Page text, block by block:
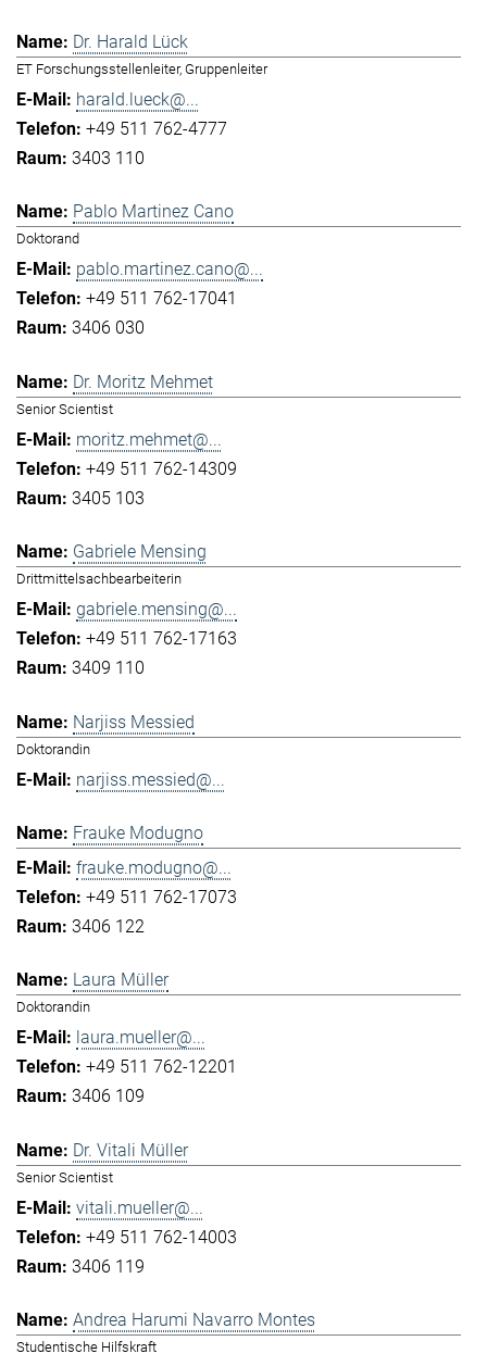
Dr. Harald Lück
ET Forschungsstellenleiter, Gruppenleiter
harald.lueck@...
+49 511 762-4777
3403 110
Pablo Martinez Cano
Doktorand
pablo.martinez.cano@...
+49 511 762-17041
3406 030
Dr. Moritz Mehmet
Senior Scientist
moritz.mehmet@...
+49 511 762-14309
3405 103
Gabriele Mensing
Drittmittelsachbearbeiterin
gabriele.mensing@...
+49 511 762-17163
3409 110
Narjiss Messied
Doktorandin
narjiss.messied@...
Frauke Modugno
frauke.modugno@...
+49 511 762-17073
3406 122
Laura Müller
Doktorandin
laura.mueller@...
+49 511 762-12201
3406 109
Dr. Vitali Müller
Senior Scientist
vitali.mueller@...
+49 511 762-14003
3406 119
Andrea Harumi Navarro Montes
Studentische Hilfskraft